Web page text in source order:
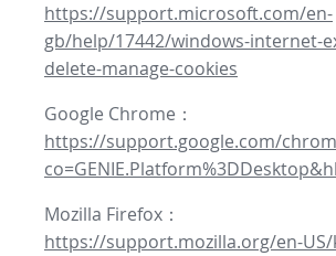
https://support.microsoft.com/en-
gb/help/17442/windows-internet-
delete-manage-cookies
Google Chrome：
https://support.google.com/
Mozilla Firefox：
https://support.mozilla.org/en-